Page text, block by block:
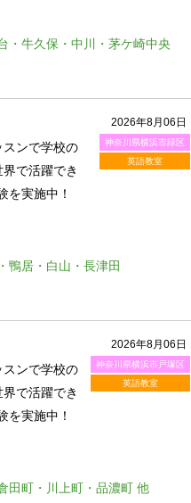
・牛久保・中川・茅ケ崎中央
2026年8月06日
神奈川県横浜市緑区
英語教室
スンで学校の
で活躍でき
を実施中！
鴨居・白山・長津田
2026年8月06日
神奈川県横浜市戸塚区
英語教室
スンで学校の
で活躍でき
を実施中！
田町・川上町・品濃町 他